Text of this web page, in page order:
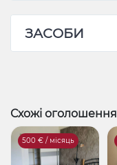
ЗАСОБИ
Схожі оголошення
500 € / місяць